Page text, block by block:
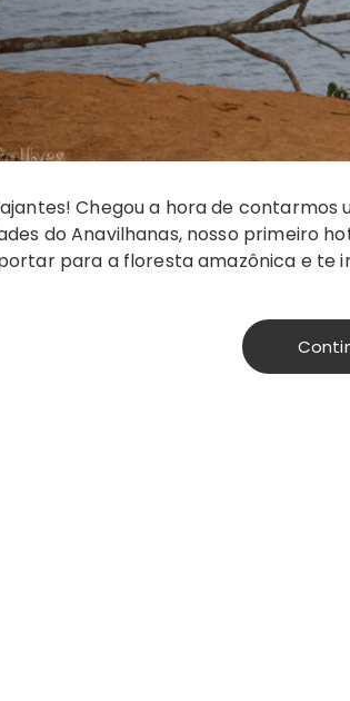
Chegou a hora de
do Anavilhanas, nosso primeiro
para a floresta amazônica e te